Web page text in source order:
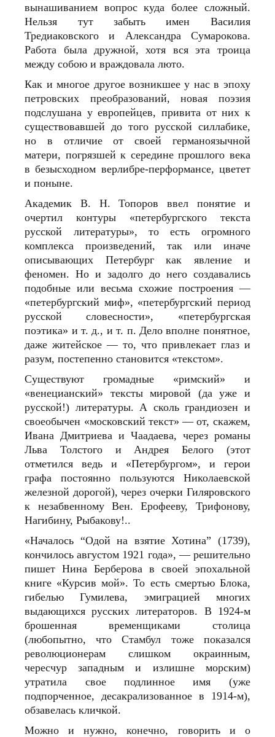
вынашиванием вопрос куда более сложный.
Нельзя тут забыть имен Василия
Тредиаковского и Александра Сумарокова.
Работа была дружной, хотя вся эта троица
между собою и враждовала люто.
Как и многое другое возникшее у нас в эпоху
петровских преобразований, новая поэзия
подслушана у европейцев, привита от них к
существовавшей до того русской силлабике,
но в отличие от своей германоязычной
матери, погрязшей к середине прошлого века
в безысходном верлибре-перформансе, цветет
и поныне.
Академик В. Н. Топоров ввел понятие и
очертил контуры «петербургского текста
русской литературы», то есть огромного
комплекса произведений, так или иначе
описывающих Петербург как явление и
феномен. Но и задолго до него создавались
подобные или весьма схожие построения —
«петербургский миф», «петербургский период
русской словесности», «петербургская
поэтика» и т. д., и т. п. Дело вполне понятное,
даже житейское — то, что привлекает глаз и
разум, постепенно становится «текстом».
Существуют громадные «римский» и
«венецианский» тексты мировой (да уже и
русской!) литературы. А сколь грандиозен и
своеобычен «московский текст» — от, скажем,
Ивана Дмитриева и Чаадаева, через романы
Льва Толстого и Андрея Белого (этот
отметился ведь и «Петербургом», и герои
графа постоянно пользуются Николаевской
железной дорогой), через очерки Гиляровского
к незабвенному Вен. Ерофееву, Трифонову,
Нагибину, Рыбакову!..
«Началось “Одой на взятие Хотина” (1739),
кончилось августом 1921 года», — решительно
пишет Нина Берберова в своей эпохальной
книге «Курсив мой». То есть смертью Блока,
гибелью Гумилева, эмиграцией многих
выдающихся русских литераторов. В 1924‑м
брошенная временщиками столица
(любопытно, что Стамбул тоже показался
революционерам слишком окраинным,
чересчур западным и излишне морским)
утратила свое подлинное имя (уже
подпорченное, десакрализованное в 1914‑м),
обзавелась кличкой.
Можно и нужно, конечно, говорить и о